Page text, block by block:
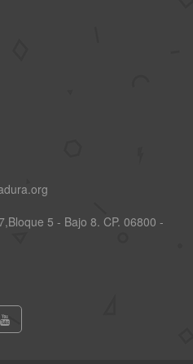
5 - Bajo 8. CP. 06800 -